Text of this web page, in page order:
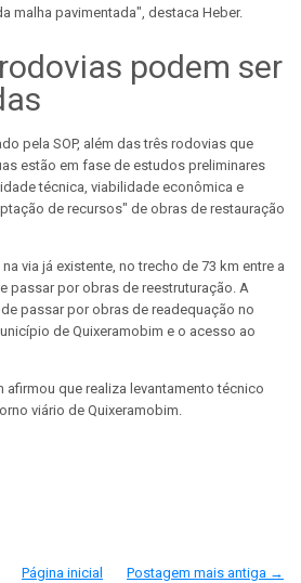
malha pavimentada", destaca Heber.
podem ser
pela SOP, além das três rodovias que
estão em fase de estudos preliminares
técnica, viabilidade econômica e
de recursos" de obras de restauração
via já existente, no trecho de 73 km entre a
passar por obras de reestruturação. A
passar por obras de readequação no
de Quixeramobim e o acesso ao
afirmou que realiza levantamento técnico
viário de Quixeramobim.
Postagem mais antiga →
Página inicial